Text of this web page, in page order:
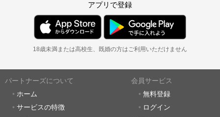
アプリで登録
18歳未満または高校生、既婚の方はご利用いただけません
パートナーズについて
ホーム
サービスの特徴
会員サービス
無料登録
ログイン